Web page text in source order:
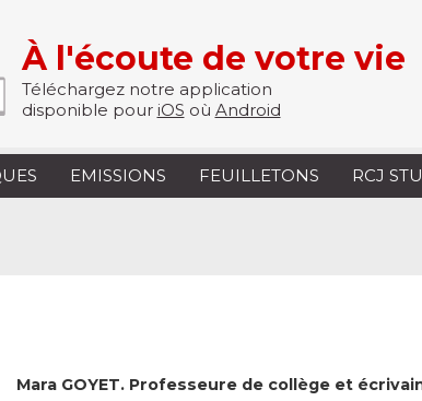
À l'écoute de votre vie
Téléchargez notre application
disponible pour iOS où Android
EMISSIONS FEUILLETONS RCJ
Mara GOYET. Professeure de collège et